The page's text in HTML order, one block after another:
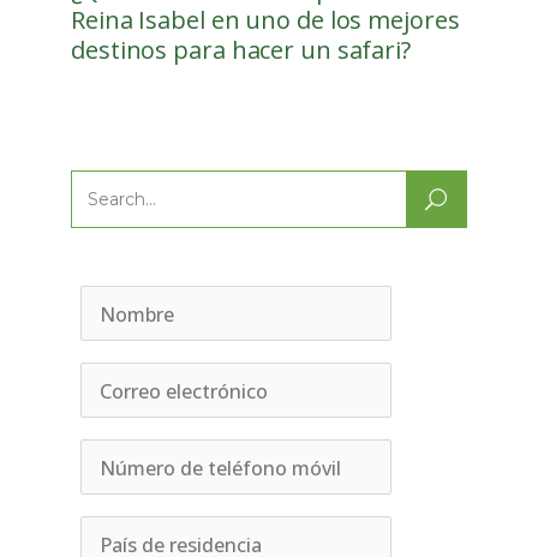
Reina Isabel en uno de los mejores
destinos para hacer un safari?
Search